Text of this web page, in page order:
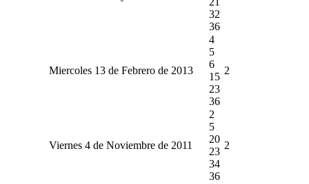
32
36
Miercoles 13 de Febrero de 2013
4
5
6
15
23
36
2
Viernes 4 de Noviembre de 2011
2
5
20
23
34
36
2